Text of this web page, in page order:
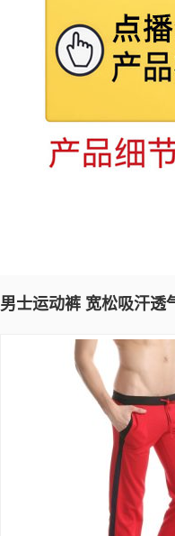
男士运动裤 宽松吸汗透